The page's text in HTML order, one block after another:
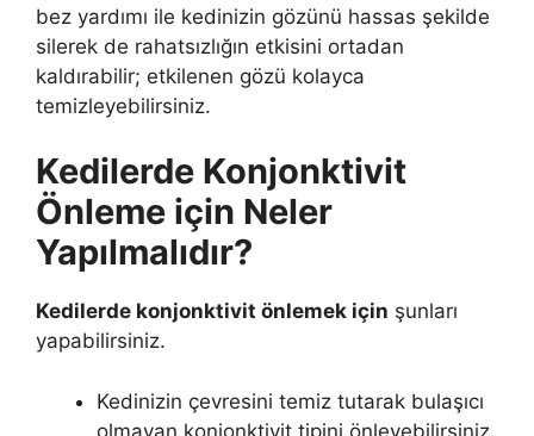
bez yardımı ile kedinizin gözünü hassas şekilde
silerek de rahatsızlığın etkisini ortadan
kaldırabilir; etkilenen gözü kolayca
temizleyebilirsiniz.
Kedilerde Konjonktivit
Önleme için Neler
Yapılmalıdır?
Kedilerde konjonktivit önlemek için şunları
yapabilirsiniz.
Kedinizin çevresini temiz tutarak bulaşıcı
olmayan konjonktivit tipini önleyebilirsiniz.